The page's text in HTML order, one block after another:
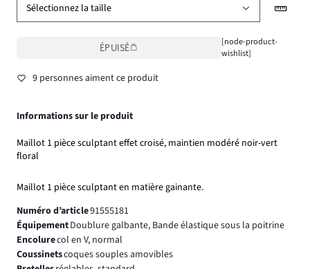
Sélectionnez la taille
ÉPUISÉ
[node-product-
wishlist]
9 personnes aiment ce produit
Informations sur le produit
Maillot 1 pièce sculptant effet croisé, maintien modéré noir-vert
floral
Maillot 1 pièce sculptant en matière gainante.
Numéro d’article91555181
ÉquipementDoublure galbante, Bande élastique sous la poitrine
Encolurecol en V, normal
Coussinetscoques souples amovibles